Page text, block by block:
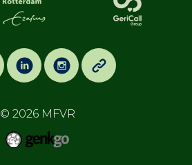
© 2026MFVR